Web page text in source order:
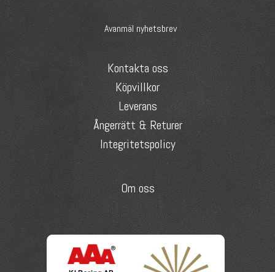
Avanmäl nyhetsbrev
Kontakta oss
Köpvillkor
Leverans
Ångerrätt & Returer
Integritetspolicy
Om oss